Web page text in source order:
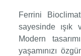
Ferrini
sayesinde ışık
Modern
yaşamınızı